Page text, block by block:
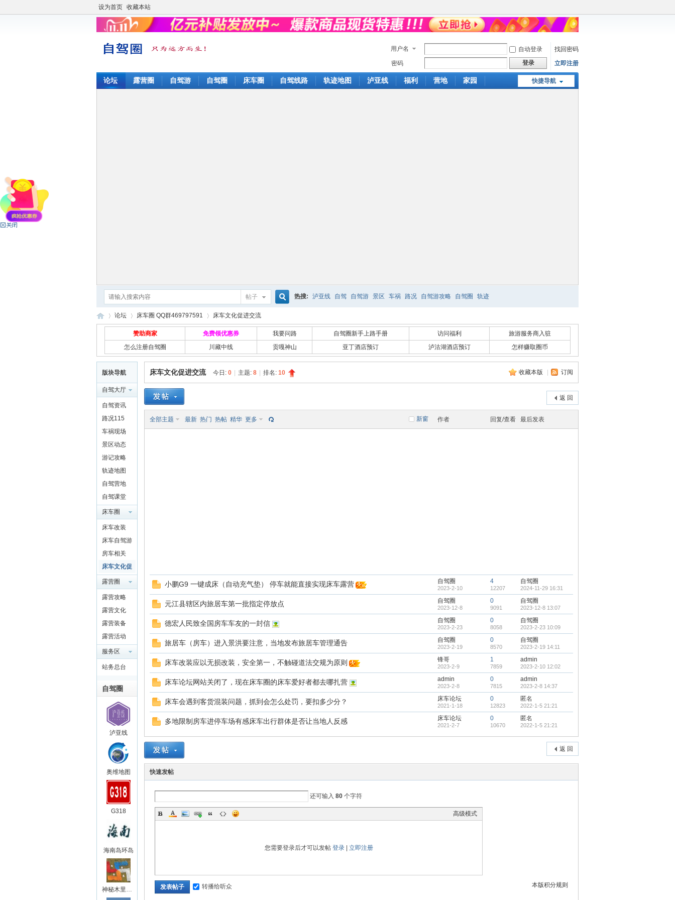
设为首页 收藏本站
用户名 自动登录
找回密码
密码
登录 立即注册
快捷导航
论坛 露营圈 自驾游 自驾圈 床车圈 自驾线路 轨迹地图 泸亚线 福利 营地 家园
帖子
索
热搜: 泸亚线 自驾 自驾游 景区 车祸 路况 自驾游攻略 自驾圈 轨迹
自
驾
»
论坛
›
床车圈 QQ群469797591
›
床车文化促进交流
赞助商家 免费领优惠券 我要问路 自驾圈新手上路手册 访问福利
旅游服务商入驻
怎么注册自驾圈
川藏中线 贡嘎神山 亚丁酒店预订 泸沽湖酒店预订 怎样赚取圈币
版块导航
自驾大厅
自驾资讯
路况115
车祸现场
景区动态
游记攻略
轨迹地图
自驾营地
自驾课堂
床车圈
QQ群
4697975
91
床车改装
床车自驾游
房车相关
床车文化促
进交流
露营圈
露营攻略
露营文化
露营装备
露营活动
服务区
站务总台
自驾圈
泸亚线
奥维地图
G318
海南岛环岛
神秘木里王国
收藏本版 订阅
床车文化促进交流 今日: 0 主题: 8 排名: 10
返 回
新窗
全部主题 最新 热门 热帖 精华 更多 作者 回复/查看 最后发表
小鹏G9 一键成床（自动充气垫） 停车就能直接实现床车露营 自驾圈
2023-2-10
4
12207
自驾圈
2024-11-29 16:31
元江县辖区内旅居车第一批指定停放点 自驾圈
2023-12-8
0
9091
自驾圈
2023-12-8 13:07
德宏人民致全国房车车友的一封信 自驾圈
2023-2-23
0
8058
自驾圈
2023-2-23 10:09
旅居车（房车）进入景洪要注意，当地发布旅居车管理通告 自驾圈
2023-2-19
0
8570
自驾圈
2023-2-19 14:11
床车改装应以无损改装，安全第一，不触碰道法交规为原则 锋哥
2023-2-9
1
7859
admin
2023-2-10 12:02
床车论坛网站关闭了，现在床车圈的床车爱好者都去哪扎营 admin
2023-2-8
0
7815
admin
2023-2-8 14:37
床车会遇到客货混装问题，抓到会怎么处罚，要扣多少分？ 床车论坛
2021-1-18
0
12823
匿名
2022-1-5 21:21
多地限制房车进停车场有感床车出行群体是否让当地人反感 床车论坛
2021-2-7
0
10670
匿名
2022-1-5 21:21
返 回
快速发帖
还可输入 80 个字符
高级模式
您需要登录后才可以发帖 登录| 立即注册
本版积分规则
发表帖子 转播给听众